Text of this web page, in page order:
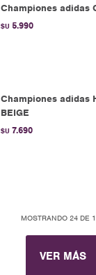
Championes adidas
$U 5.990
Championes adidas
BEIGE
$U 7.690
MOSTRANDO 24 DE
VER MÁS